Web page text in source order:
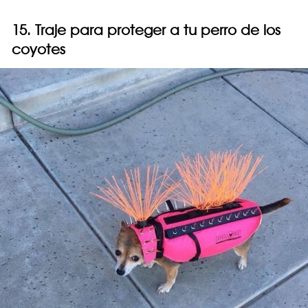
15. Traje para proteger a tu perro de los
coyotes